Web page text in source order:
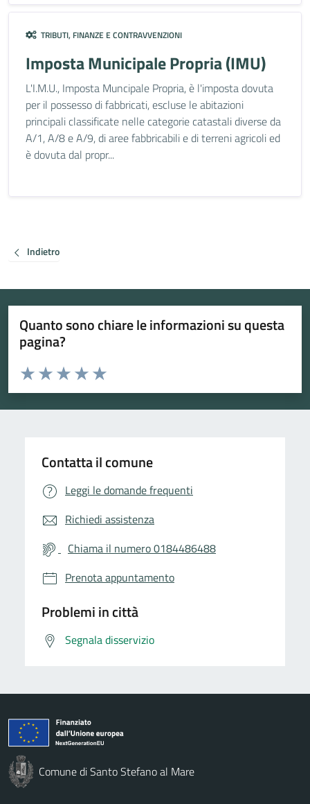
TRIBUTI, FINANZE E CONTRAVVENZIONI
Imposta Municipale Propria (IMU)
L'I.M.U., Imposta Muncipale Propria, è l'imposta dovuta
per il possesso di fabbricati, escluse le abitazioni
principali classificate nelle categorie catastali diverse da
A/1, A/8 e A/9, di aree fabbricabili e di terreni agricoli ed
è dovuta dal propr...
Indietro
Quanto sono chiare le informazioni su questa
pagina?
Valuta da 1 a 5 stelle la pagina
Valuta 5 stelle su 5
Valuta 4 stelle su 5
Valuta 3 stelle su 5
Valuta 2 stelle su 5
Valuta 1 stelle su 5
Contatta il comune
Leggi le domande frequenti
Richiedi assistenza
Chiama il numero 0184486488
Prenota appuntamento
Problemi in città
Segnala disservizio
Comune di Santo Stefano al Mare